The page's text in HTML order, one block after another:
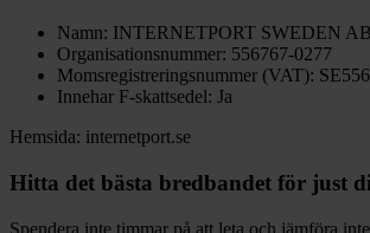
Namn: INTERNETPORT SWEDEN AB
Organisationsnummer: 556767-0277
Momsregistreringsnummer (VAT):
Innehar F-skattsedel: Ja
Hemsida: internetport.se
Hitta det bästa bredbandet för just
Spendera inte timmar på att leta och jämföra